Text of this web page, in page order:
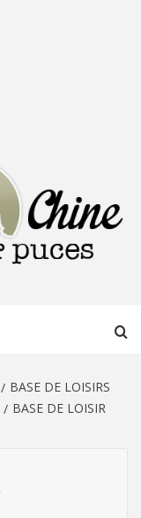
BASE DE LOISIRS
BASE DE LOISIR